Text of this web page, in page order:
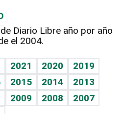
Diario Libre año por año
el 2004.
2021 2020
2019
2015 2014
2013
2009 2008
2007